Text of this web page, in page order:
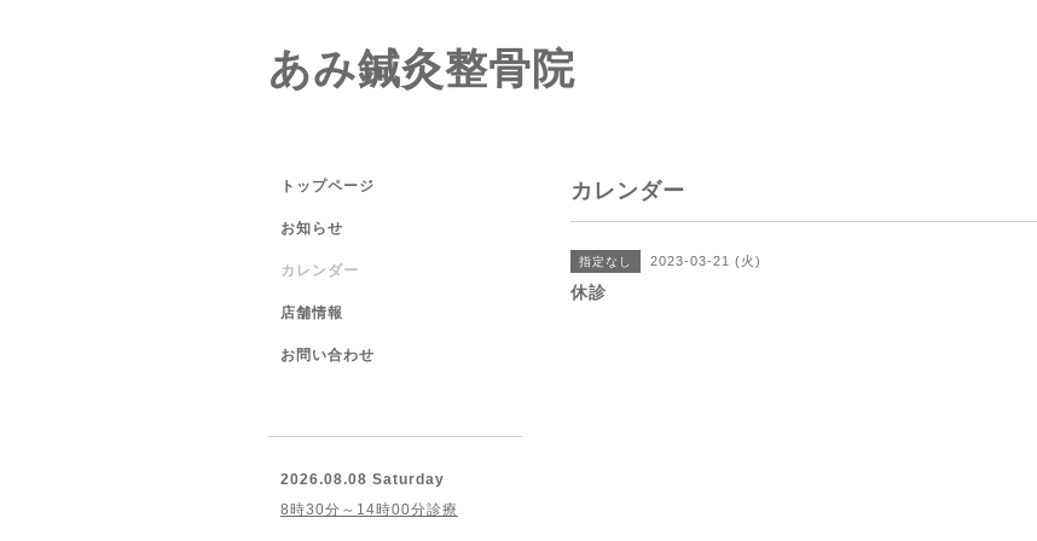
あみ鍼灸整骨院
カレンダー
指定なし 2023-03-21 (火)
休診
トップページ
お知らせ
カレンダー
店舗情報
お問い合わせ
2026.08.08 Saturday
8時30分～14時00分診療